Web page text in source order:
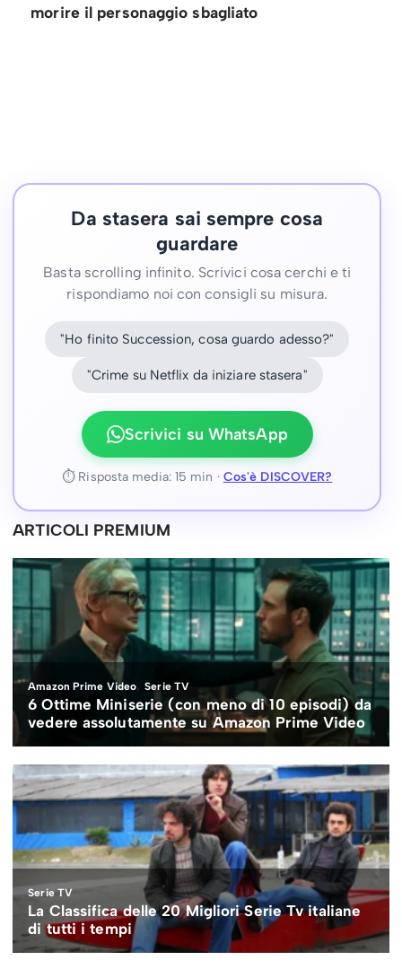
morire il personaggio sbagliato
Da stasera sai sempre cosa
guardare
Basta scrolling infinito. Scrivici cosa cerchi e ti
rispondiamo noi con consigli su misura.
"Ho finito Succession, cosa guardo adesso?"
"Crime su Netflix da iniziare stasera"
Scrivici su WhatsApp
⏱ Risposta media: 15 min · Cos'è DISCOVER?
ARTICOLI PREMIUM